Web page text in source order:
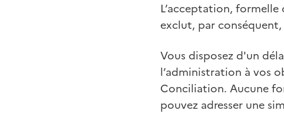
L’acceptation,
exclut, par
Vous disposez d'un
l’administration à vos
Conciliation. Aucune
pouvez adresser une